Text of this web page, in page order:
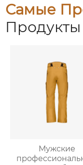
Самые
Продукты
Мужские